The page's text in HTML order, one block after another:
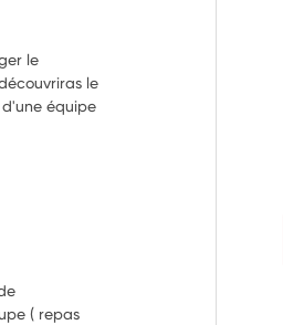
le
le
équipe
( repas